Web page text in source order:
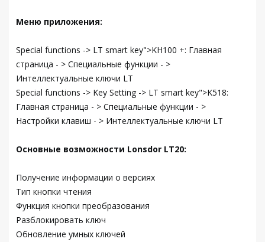
Меню приложения:
Special functions -> LT smart key">KH100 +: Главная
страница - > Специальные функции - >
Интеллектуальные ключи LT
Special functions -> Key Setting -> LT smart key">K518:
Главная страница - > Специальные функции - >
Настройки клавиш - > Интеллектуальные ключи LT
Основные возможности Lonsdor LT20:
Получение информации о версиях
Тип кнопки чтения
Функция кнопки преобразования
Разблокировать ключ
Обновление умных ключей